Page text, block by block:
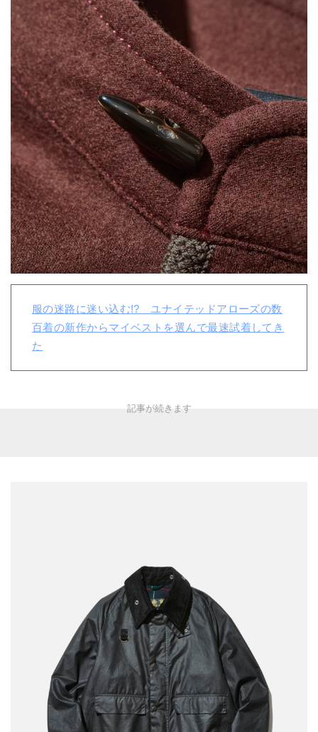
服の迷路に迷い込む!? ユナイテッドアローズの数
百着の新作からマイベストを選んで最速試着してき
た